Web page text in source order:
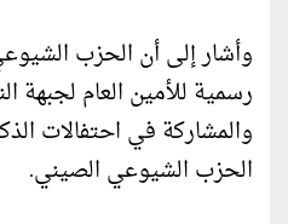
وأشار إلى أن الحزب
رسمية للأمين العام لجبهة
والمشاركة في احتفالات
الحزب الشيوعي الصيني.